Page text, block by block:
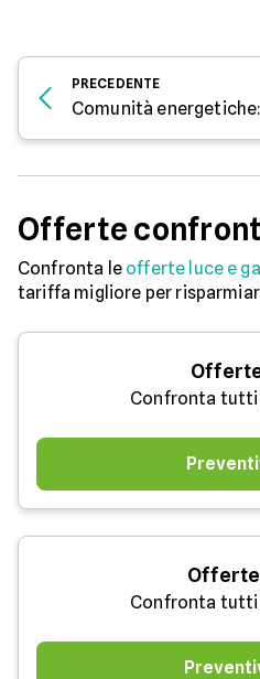
PRECEDENTE
Offerte
Confronta le offerte luce e
tariffa migliore per
Confronta
Offerte
Confronta